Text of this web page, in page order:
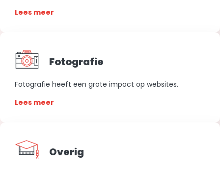
Lees meer
Fotografie
Fotografie heeft een grote impact op websites.
Lees meer
Overig